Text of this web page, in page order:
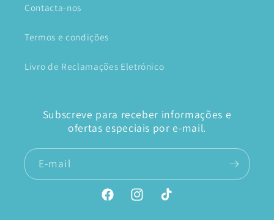
Contacta-nos
Termos e condições
Livro de Reclamações Eletrónico
Subscreve para receber informações e
ofertas especiais por e-mail.
E-mail
FacebookInstagramTikTok